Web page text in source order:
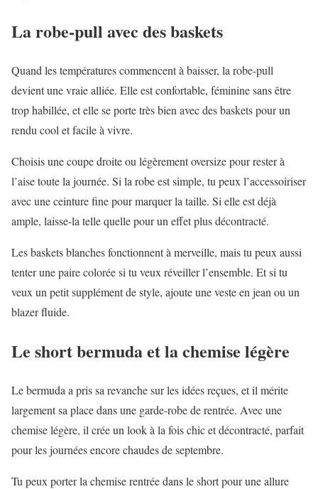
La robe-pull avec des baskets
Quand les températures commencent à baisser, la robe-pull
devient une vraie alliée. Elle est confortable, féminine sans être
trop habillée, et elle se porte très bien avec des baskets pour un
rendu cool et facile à vivre.
Choisis une coupe droite ou légèrement oversize pour rester à
l’aise toute la journée. Si la robe est simple, tu peux l’accessoiriser
avec une ceinture fine pour marquer la taille. Si elle est déjà
ample, laisse-la telle quelle pour un effet plus décontracté.
Les baskets blanches fonctionnent à merveille, mais tu peux aussi
tenter une paire colorée si tu veux réveiller l’ensemble. Et si tu
veux un petit supplément de style, ajoute une veste en jean ou un
blazer fluide.
Le short bermuda et la chemise légère
Le bermuda a pris sa revanche sur les idées reçues, et il mérite
largement sa place dans une garde-robe de rentrée. Avec une
chemise légère, il crée un look à la fois chic et décontracté, parfait
pour les journées encore chaudes de septembre.
Tu peux porter la chemise rentrée dans le short pour une allure